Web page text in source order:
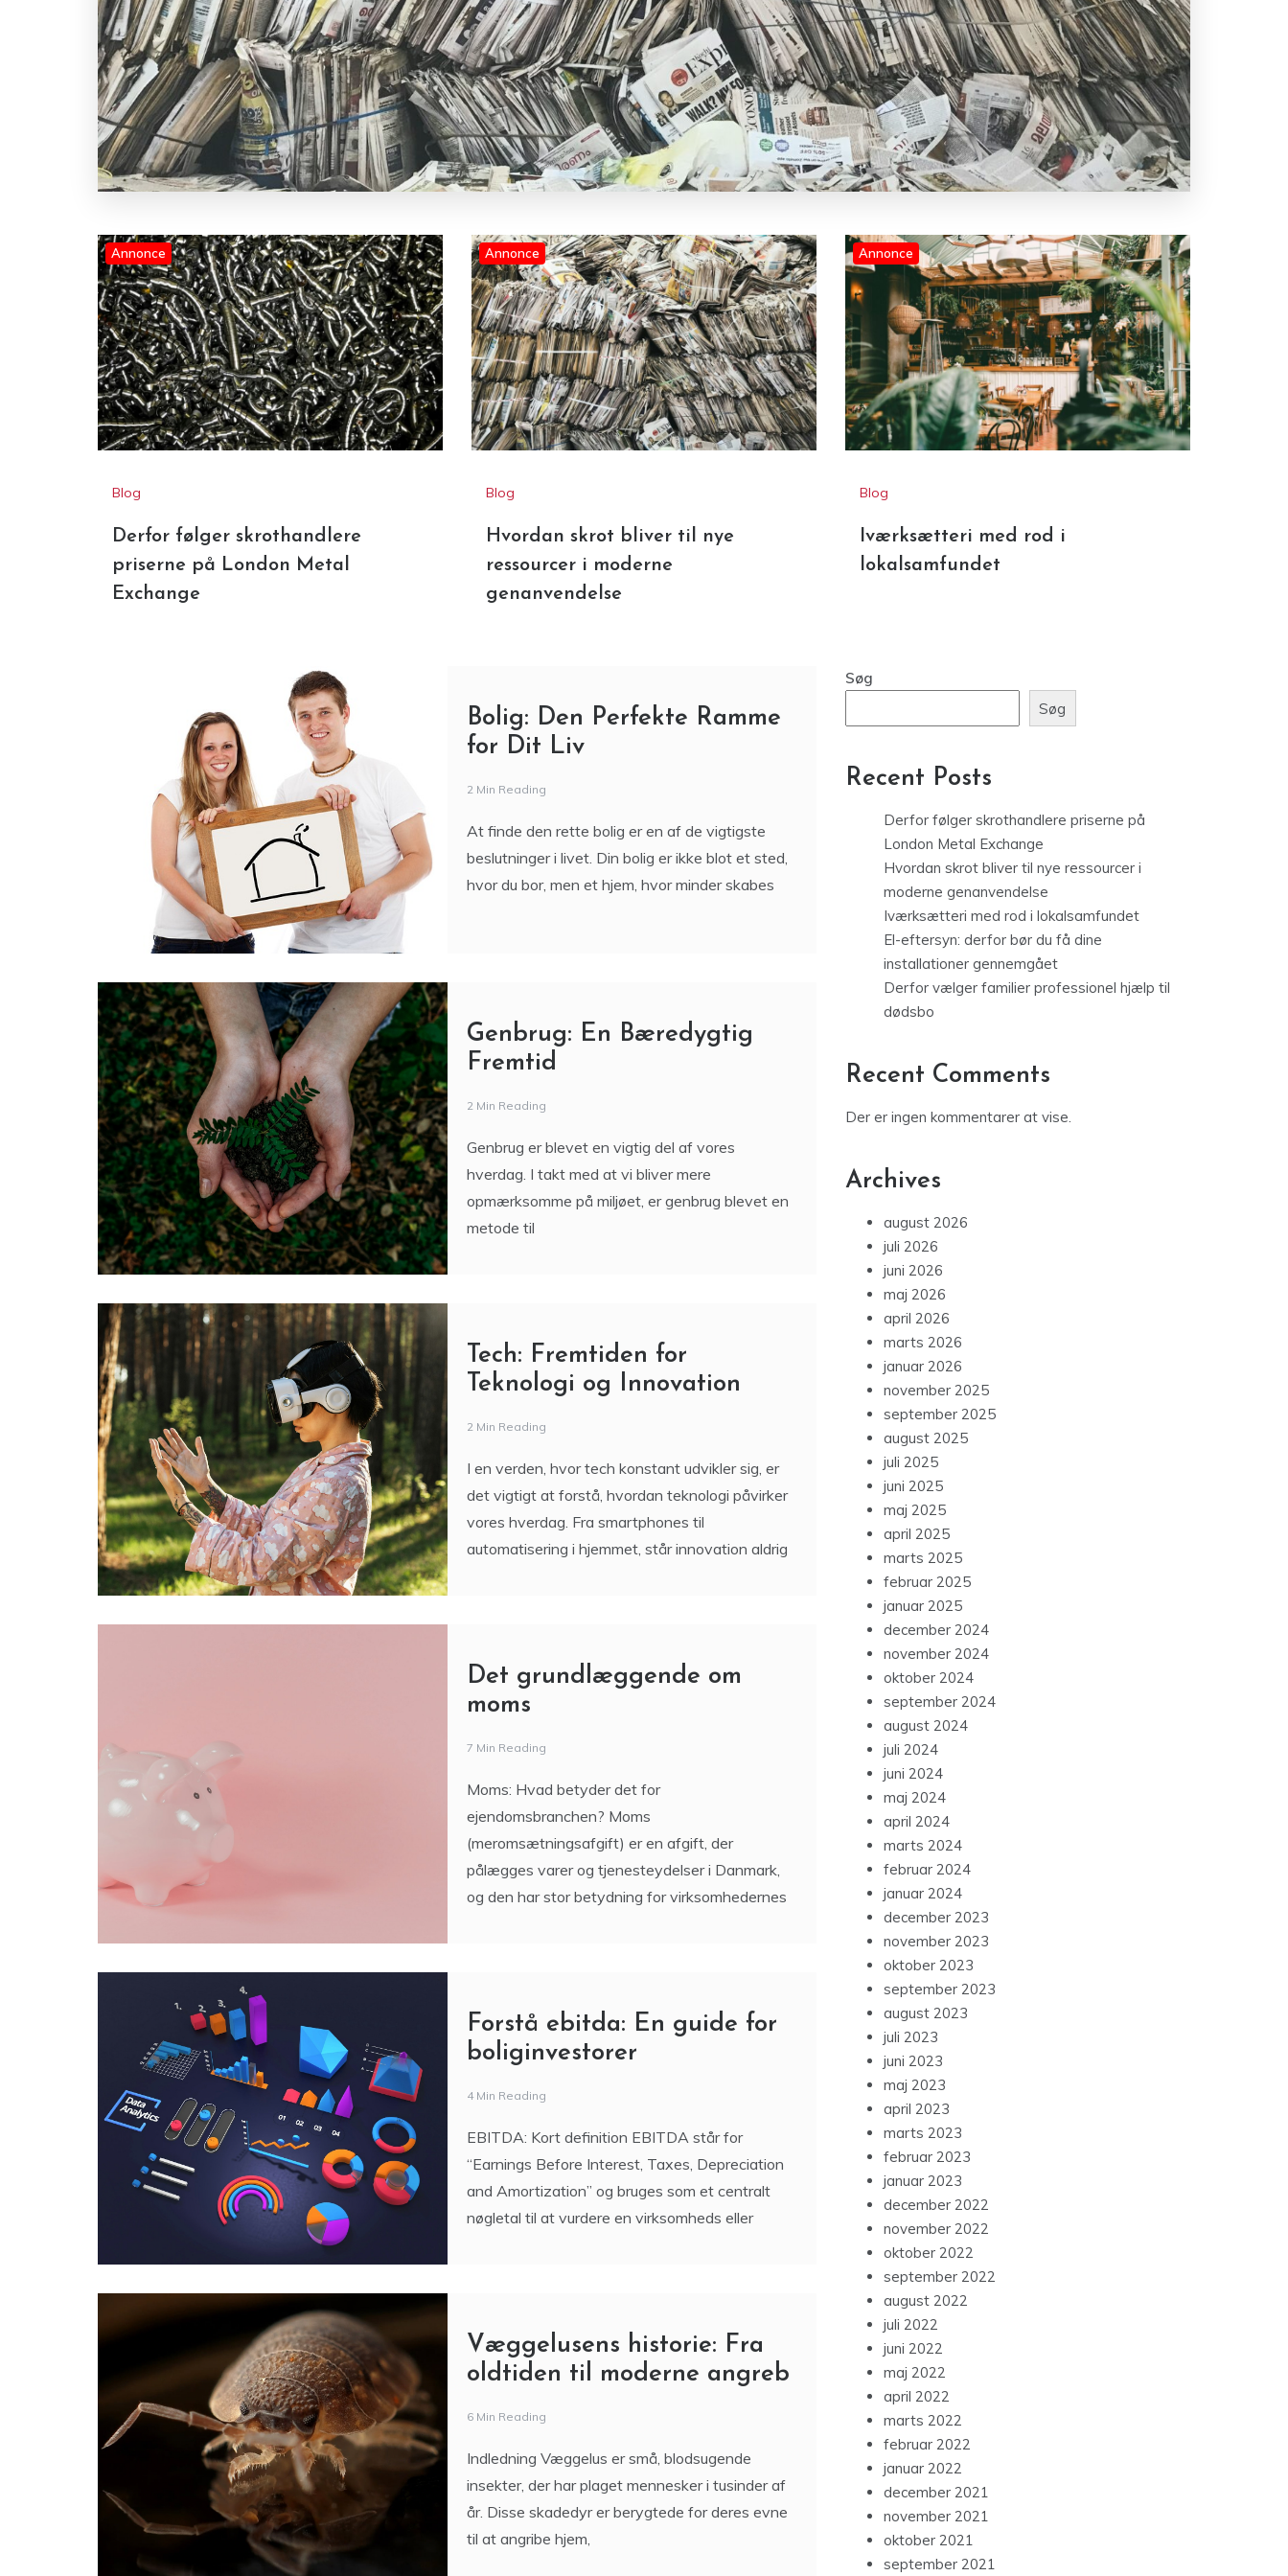
Annonce
Blog
priserne på London Metal
Annonce
Blog
ressourcer i moderne
Annonce
Blog
lokalsamfundet
2 Min Reading
At finde den rette bolig er en af de vigtigste
beslutninger i livet. Din bolig er ikke blot et sted,
2 Min Reading
Genbrug er blevet en vigtig del af vores
hverdag. I takt med at vi bliver mere
metode til
2 Min Reading
I en verden, hvor tech konstant udvikler sig, er
det vigtigt at forstå, hvordan teknologi påvirker
automatisering i hjemmet, står innovation aldrig
7 Min Reading
Moms: Hvad betyder det for
ejendomsbranchen? Moms
pålægges varer og tjenesteydelser i Danmark,
og den har stor betydning for virksomhedernes
4 Min Reading
EBITDA: Kort definition EBITDA står for
“Earnings Before Interest, Taxes, Depreciation
nøgletal til at vurdere en virksomheds eller
6 Min Reading
Indledning Væggelus er små, blodsugende
insekter, der har plaget mennesker i tusinder af
til at angribe hjem,
London Metal Exchange
moderne genanvendelse
Iværksætteri med rod i lokalsamfundet
El-eftersyn: derfor bør du få dine
installationer gennemgået
Derfor vælger familier professionel hjælp til
dødsbo
Recent Comments
Archives
juli 2026
maj 2026
april 2026
marts 2026
januar 2026
november 2025
september 2025
august 2025
juli 2025
juni 2025
maj 2025
april 2025
marts 2025
februar 2025
januar 2025
december 2024
november 2024
oktober 2024
september 2024
august 2024
juli 2024
juni 2024
maj 2024
april 2024
marts 2024
februar 2024
januar 2024
december 2023
november 2023
oktober 2023
september 2023
august 2023
juli 2023
juni 2023
maj 2023
april 2023
marts 2023
februar 2023
januar 2023
december 2022
november 2022
oktober 2022
september 2022
august 2022
juli 2022
juni 2022
maj 2022
april 2022
marts 2022
februar 2022
januar 2022
december 2021
november 2021
oktober 2021
september 2021
august 2021
juli 2021
juni 2021